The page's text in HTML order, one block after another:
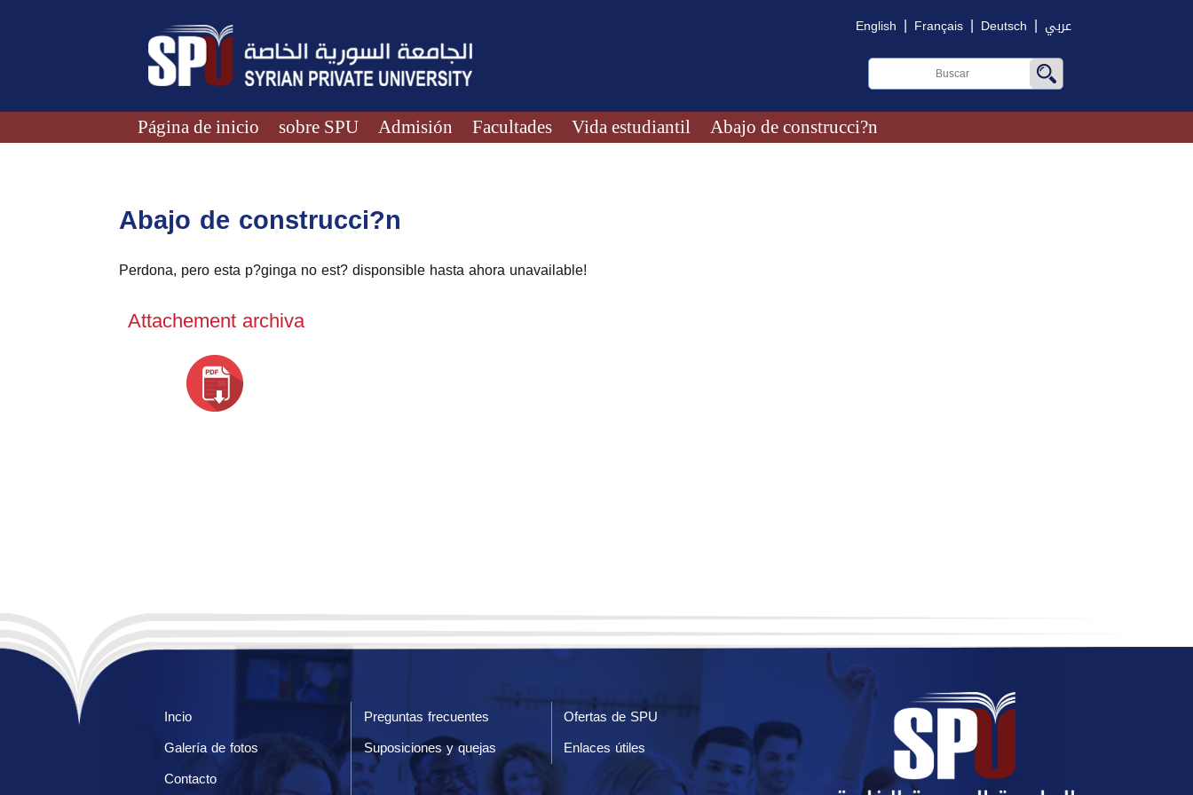
English | Français | Deutsch | عربي
Página de inicio sobre SPU Admisión Facultades Vida estudiantil Abajo de construcci?n
Abajo de construcci?n
Perdona, pero esta p?ginga no est? disponsible hasta ahora unavailable!
Attachement archiva
Incio Preguntas frecuentes
Ofertas de SPU
Galería de fotos
Suposiciones y quejas
Enlaces útiles
Contacto